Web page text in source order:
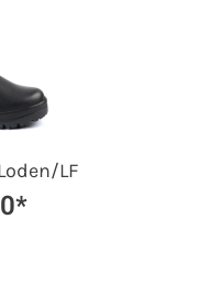
LF